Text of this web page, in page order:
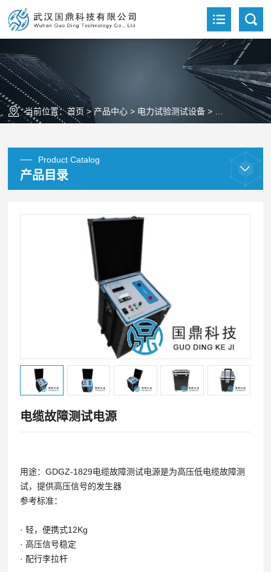
当前位置：首页 >产品中心 > 电力试验测试设备 > 电缆故障测试
Product Catalog
产品目录
电缆故障测试电源
用途：GDGZ-1829电缆故障测试电源是为高压低电缆故障测
试，提供高压信号的发生器
参考标准：
· 轻，便携式12Kg
· 高压信号稳定
· 配行李拉杆